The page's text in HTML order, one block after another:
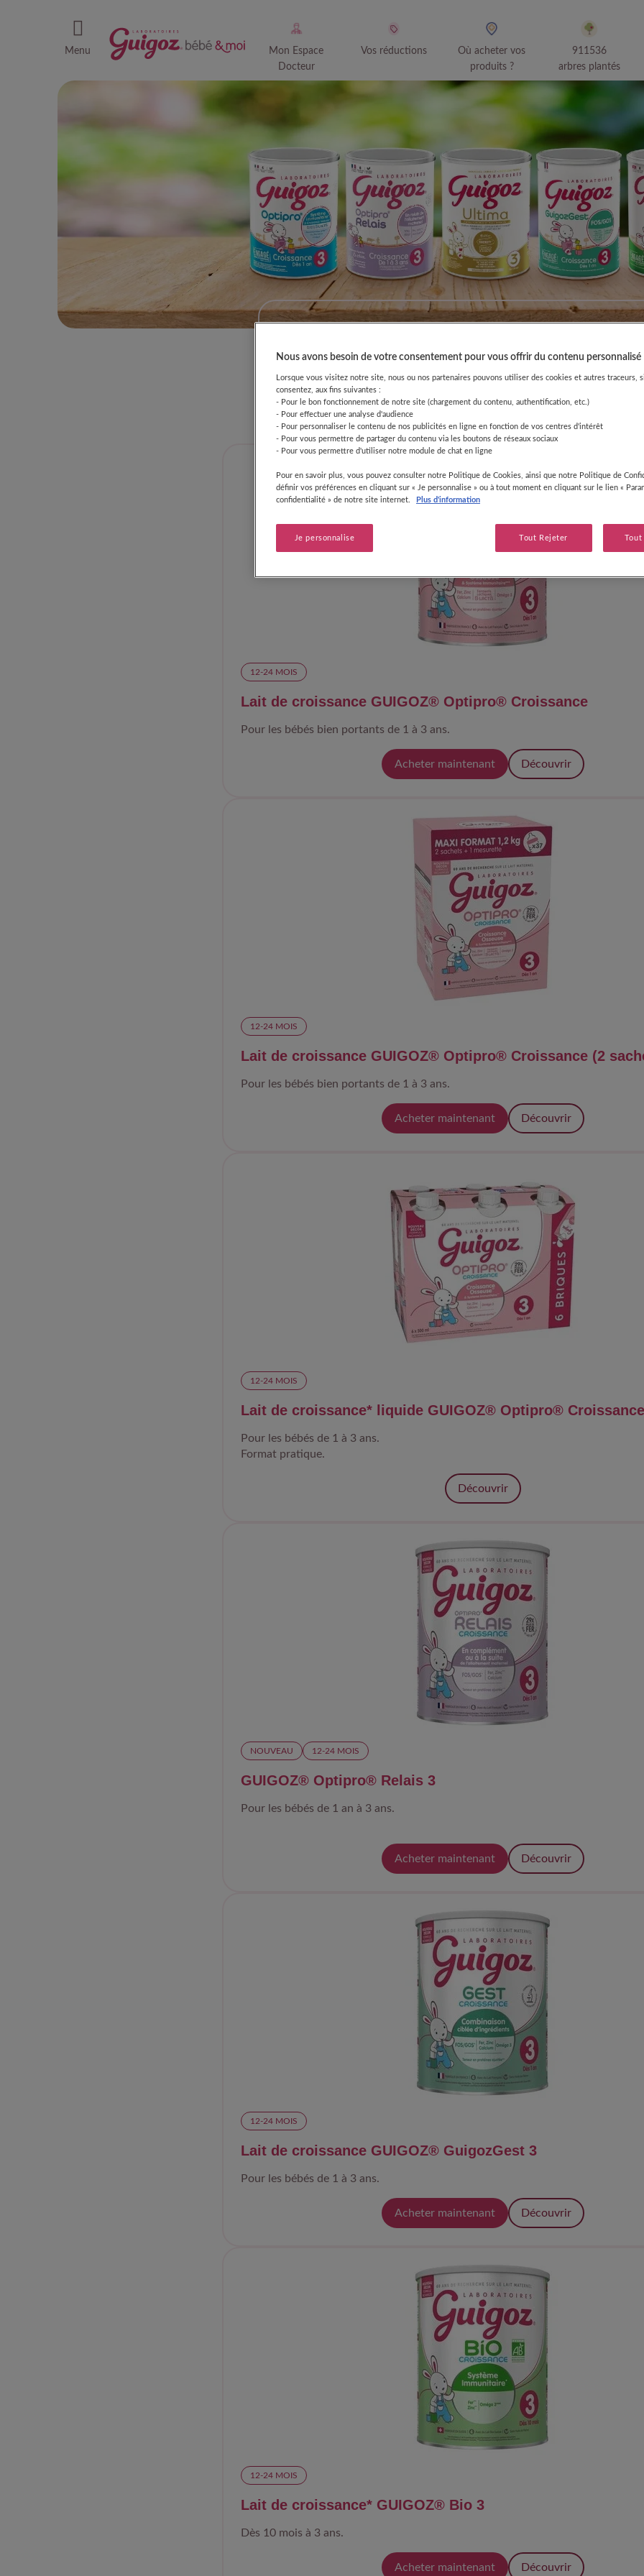
Menu
Mon Espace
Docteur
Vos réductions
Où acheter vos
produits ?
911536
arbres plantés
12-24 MOIS​
Lait de croissance GUIGOZ® Optipro® Croissance
Pour les bébés bien portants de 1 à 3 ans.
Acheter maintenant Découvrir
12-24 MOIS​
Lait de croissance GUIGOZ® Optipro® Croissance (2
Pour les bébés bien portants de 1 à 3 ans.
Acheter maintenant Découvrir
12-24 MOIS​
Lait de croissance* liquide GUIGOZ® Optipro® Croissance
Pour les bébés de 1 à 3 ans.
Format pratique.
Découvrir
NOUVEAU 12-24 MOIS​
GUIGOZ® Optipro® Relais 3
Pour les bébés de 1 an à 3 ans.
Acheter maintenant Découvrir
12-24 MOIS​
Lait de croissance GUIGOZ® GuigozGest 3
Pour les bébés de 1 à 3 ans.
Acheter maintenant Découvrir
12-24 MOIS​
Lait de croissance* GUIGOZ® Bio 3
Dès 10 mois à 3 ans.
Acheter maintenant Découvrir
Nous avons besoin de votre consentement pour vous offrir du contenu personnalisé
Lorsque vous visitez notre site, nous ou nos partenaires pouvons utiliser des cookies et autres traceurs,
consentez, aux fins suivantes :
- Pour le bon fonctionnement de notre site (chargement du contenu, authentification, etc.)
- Pour effectuer une analyse d'audience
- Pour personnaliser le contenu de nos publicités en ligne en fonction de vos centres d'intérêt
- Pour vous permettre de partager du contenu via les boutons de réseaux sociaux
- Pour vous permettre d'utiliser notre module de chat en ligne
Pour en savoir plus, vous pouvez consulter notre Politique de Cookies, ainsi que notre Politique de
définir vos préférences en cliquant sur « Je personnalise » ou à tout moment en cliquant sur le lien «
confidentialité » de notre site internet.
Plus d'information
Je personnalise Tout Rejeter Tout